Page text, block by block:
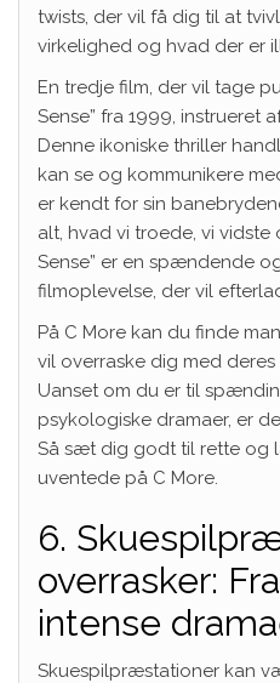
twists, der vil få dig til at
virkelighed og hvad der er
En tredje film, der vil tage
Sense” fra 1999, instrueret
Denne ikoniske thriller
kan se og kommunikere
er kendt for sin
alt, hvad vi troede, vi vidste
Sense” er en spændende
filmoplevelse, der vil
På C More kan du finde
vil overraske dig med
Uanset om du er til
psykologiske dramaer, er
Så sæt dig godt til rette og
uventede på C More.
6.
overrasker:
intense
Skuespilpræstationer kan